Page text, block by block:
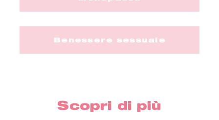
Benessere sessuale
Scopri di più